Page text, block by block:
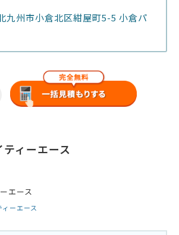
九州市小倉北区紺屋町5-5 小倉パ
ィーエース
ーエース